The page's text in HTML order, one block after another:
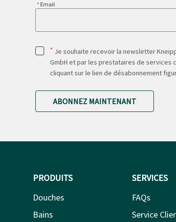
Email
* Je souhaite recevoir la newsletter
GmbH et par les prestataires de services
cliquant sur le lien de désabonnement
ABONNEZ MAINTENANT
PRODUITS
Douches
Bains
SERVICES
FAQs
Service